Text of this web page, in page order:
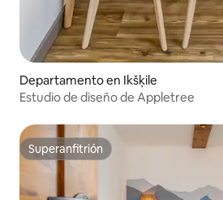
Departamento en Ikšķile
Estudio de diseño de Appletree
Superanfitrión
Superanfitrión